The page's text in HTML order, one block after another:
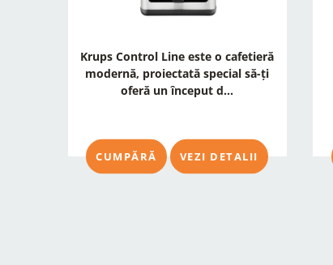
Krups Control Line este o cafetieră
modernă, proiectată special să-ți
oferă un început d...
CUMPĂRĂ VEZI DETALII